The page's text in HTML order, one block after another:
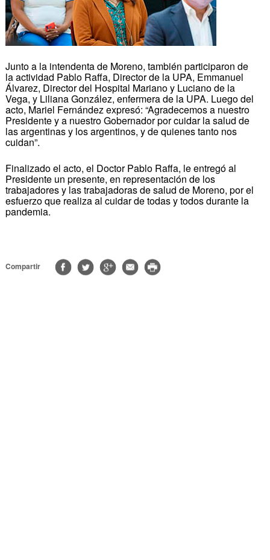
Junto a la intendenta de Moreno, también participaron de
la actividad Pablo Raffa, Director de la UPA, Emmanuel
Álvarez, Director del Hospital Mariano y Luciano de la
Vega, y Liliana González, enfermera de la UPA. Luego del
acto, Mariel Fernández expresó: “Agradecemos a nuestro
Presidente y a nuestro Gobernador por cuidar la salud de
las argentinas y los argentinos, y de quienes tanto nos
cuidan”.
Finalizado el acto, el Doctor Pablo Raffa, le entregó al
Presidente un presente, en representación de los
trabajadores y las trabajadoras de salud de Moreno, por el
esfuerzo que realiza al cuidar de todas y todos durante la
pandemia.
Compartir